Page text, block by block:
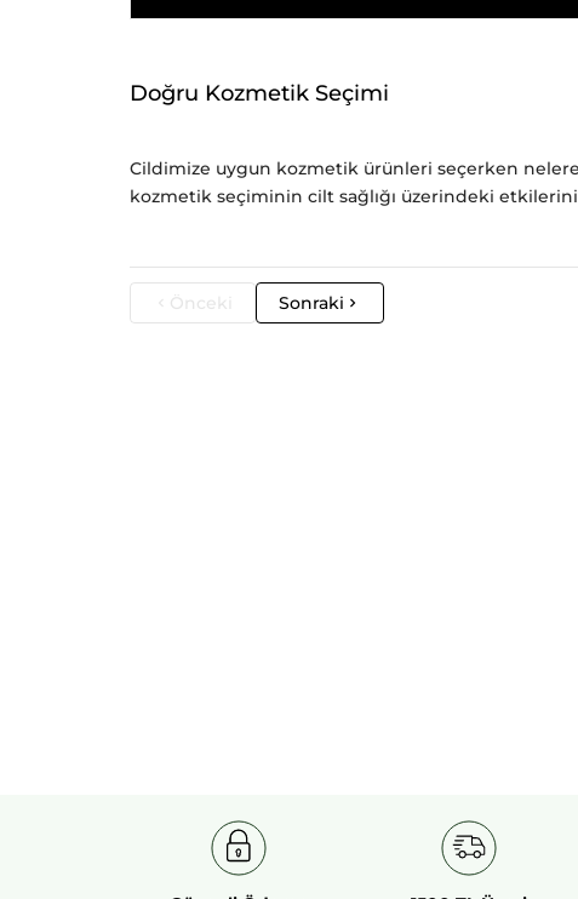
Doğru Kozmetik Seçimi
Cildimize uygun kozmetik ürünleri seçerken
kozmetik seçiminin cilt sağlığı üzerindeki etkilerini
Önceki Sonraki